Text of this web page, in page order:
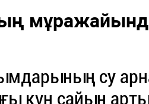
су
күн сайын